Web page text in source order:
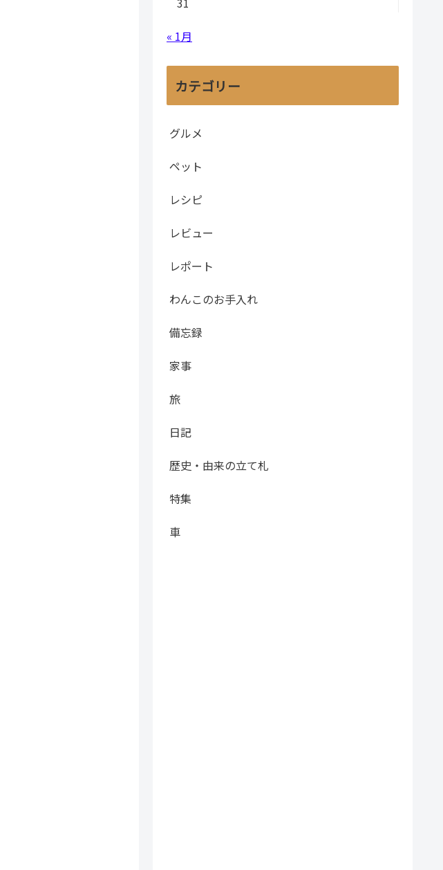
« 1月
カテゴリー
グルメ
ペット
レシピ
レビュー
レポート
わんこのお手入れ
備忘録
家事
旅
日記
歴史・由来の立て札
特集
車